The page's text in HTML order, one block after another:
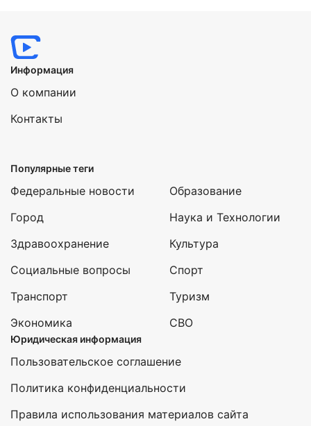
Информация
О компании
Контакты
Популярные теги
Федеральные новости
Город
Здравоохранение
Социальные вопросы
Транспорт
Экономика
Образование
Наука и Технологии
Культура
Спорт
Туризм
СВО
Юридическая информация
Пользовательское соглашение
Политика конфиденциальности
Правила использования материалов сайта